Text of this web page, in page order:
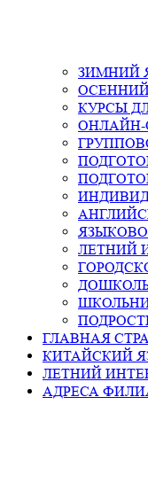
ЗИМНИЙ
КУРСЫ
ОНЛАЙН-
ЛЕТНИЙ
ГЛАВНАЯ
КИТАЙСКИЙ
ЛЕТНИЙ
АДРЕСА